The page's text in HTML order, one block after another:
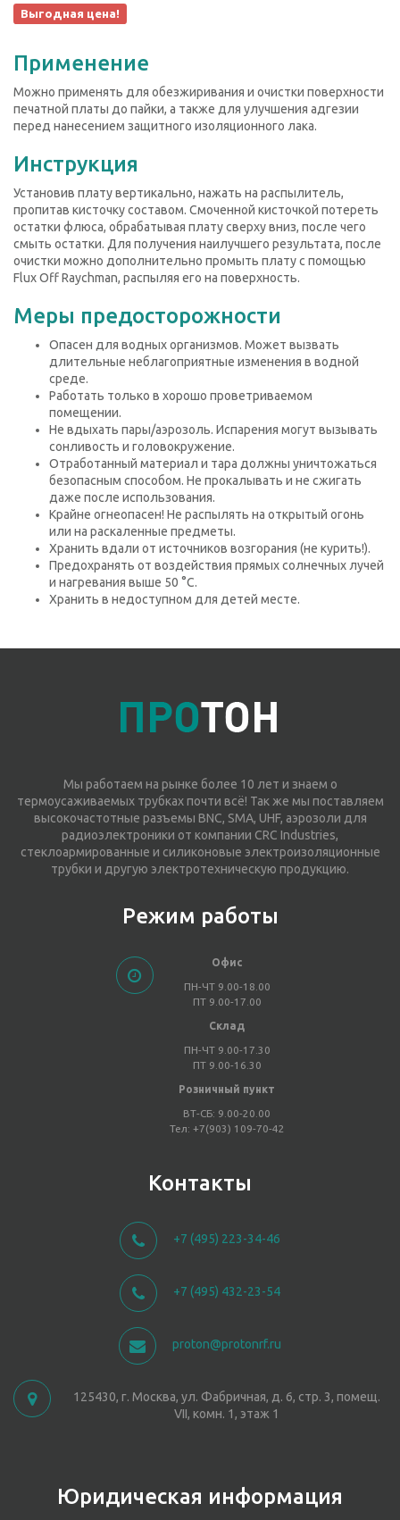
Выгодная цена!
Применение
Можно применять для обезжиривания и очистки поверхности
печатной платы до пайки, а также для улучшения адгезии
перед нанесением защитного изоляционного лака.
Инструкция
Установив плату вертикально, нажать на распылитель,
пропитав кисточку составом. Смоченной кисточкой потереть
остатки флюса, обрабатывая плату сверху вниз, после чего
смыть остатки. Для получения наилучшего результата, после
очистки можно дополнительно промыть плату с помощью
Flux Off Raychman, распыляя его на поверхность.
Меры предосторожности
Опасен для водных организмов. Может вызвать
длительные неблагоприятные изменения в водной
среде.
Работать только в хорошо проветриваемом
помещении.
Не вдыхать пары/аэрозоль. Испарения могут вызывать
сонливость и головокружение.
Отработанный материал и тара должны уничтожаться
безопасным способом. Не прокалывать и не сжигать
даже после использования.
Крайне огнеопасен! Не распылять на открытый огонь
или на раскаленные предметы.
Хранить вдали от источников возгорания (не курить!).
Предохранять от воздействия прямых солнечных лучей
и нагревания выше 50 °С.
Хранить в недоступном для детей месте.
Мы работаем на рынке более 10 лет и знаем о
термоусаживаемых трубках почти всё! Так же мы поставляем
высокочастотные разъемы BNC, SMA, UHF, аэрозоли для
радиоэлектроники от компании CRC Industries,
стеклоармированные и силиконовые электроизоляционные
трубки и другую электротехническую продукцию.
Режим работы
Офис
ПН-ЧТ 9.00-18.00
ПТ 9.00-17.00
Склад
ПН-ЧТ 9.00-17.30
ПТ 9.00-16.30
Розничный пункт
ВТ-СБ: 9.00-20.00
Тел: +7(903) 109-70-42
Контакты
+7 (495) 223-34-46
+7 (495) 432-23-54
proton@protonrf.ru
125430, г. Москва, ул. Фабричная, д. 6, стр. 3, помещ.
VII, комн. 1, этаж 1
Юридическая информация